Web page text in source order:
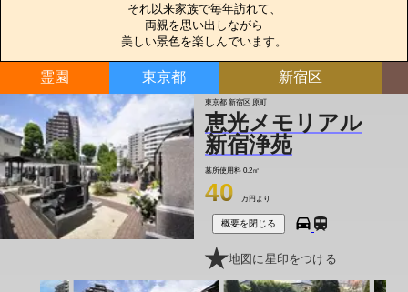
それ以来家族で毎年訪れて、
両親を思い出しながら
美しい景色を楽しんでいます。
霊園 東京都 新宿区
東京都 新宿区 原町
恵光メモリアル
新宿浄苑
墓所使用料 0.2㎡
40 万円より
概要を閉じる
地図に星印をつける